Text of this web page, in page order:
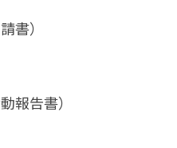
書）
報告書）